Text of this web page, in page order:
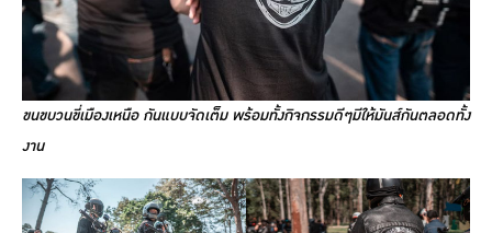
ขนขบวนขี่เมืองเหนือ กันแบบจัดเต็ม พร้อมทั้งกิจกรรมดีๆมีให้มันส์กันตลอดทั้ง
งาน